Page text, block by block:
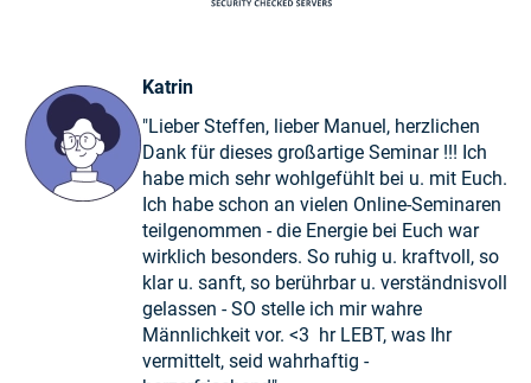
Katrin
"Lieber Steffen, lieber Manuel, herzlichen
Dank für dieses großartige Seminar !!! Ich
habe mich sehr wohlgefühlt bei u. mit Euch.
Ich habe schon an vielen Online-Seminaren
teilgenommen - die Energie bei Euch war
wirklich besonders. So ruhig u. kraftvoll, so
klar u. sanft, so berührbar u. verständnisvoll
gelassen - SO stelle ich mir wahre
Männlichkeit vor. <3 hr LEBT, was Ihr
vermittelt, seid wahrhaftig -